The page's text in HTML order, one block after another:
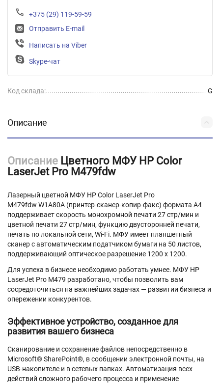
+375 (29) 119-59-59
Отправить E-mail
Написать на Viber
Skype-чат
Код склада: G
Описание
Описание Цветного МФУ HP Color
LaserJet Pro M479fdw
Лазерный цветной МФУ HP Color LaserJet Pro
M479fdw W1A80A (принтер-сканер-копир-факс) формата A4
поддерживает скорость монохромной печати 27 стр/мин и
цветной печати 27 стр/мин, функцию двусторонней печати,
печать по локальной сети, Wi-Fi. МФУ имеет планшетный
сканер с автоматическим податчиком бумаги на 50 листов,
поддерживающий оптическое разрешение 1200 x 1200.
Для успеха в бизнесе необходимо работать умнее. МФУ HP
LaserJet Pro M479 разработано, чтобы позволить вам
сосредоточиться на важнейших задачах — развитии бизнеса и
опережении конкурентов.
Эффективное устройство, созданное для
развития вашего бизнеса
Сканирование и сохранение файлов непосредственно в
Microsoft® SharePoint®, в сообщении электронной почты, на
USB-накопителе и в сетевых папках. Автоматизация всех
действий сложного рабочего процесса и применение